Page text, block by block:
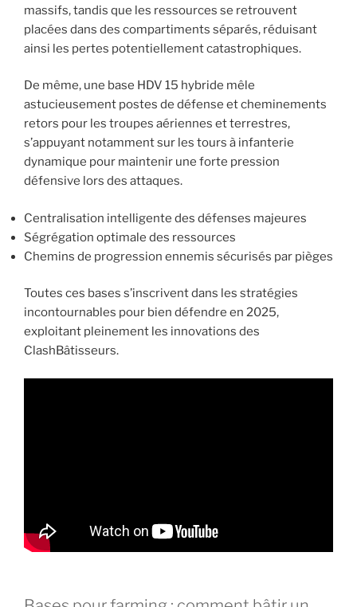
massifs, tandis que les ressources se retrouvent
placées dans des compartiments séparés, réduisant
ainsi les pertes potentiellement catastrophiques.
De même, une base HDV 15 hybride mêle
astucieusement postes de défense et cheminements
retors pour les troupes aériennes et terrestres,
s’appuyant notamment sur les tours à infanterie
dynamique pour maintenir une forte pression
défensive lors des attaques.
Centralisation intelligente des défenses majeures
Ségrégation optimale des ressources
Chemins de progression ennemis sécurisés par pièges
Toutes ces bases s’inscrivent dans les stratégies
incontournables pour bien défendre en 2025,
exploitant pleinement les innovations des
ClashBâtisseurs.